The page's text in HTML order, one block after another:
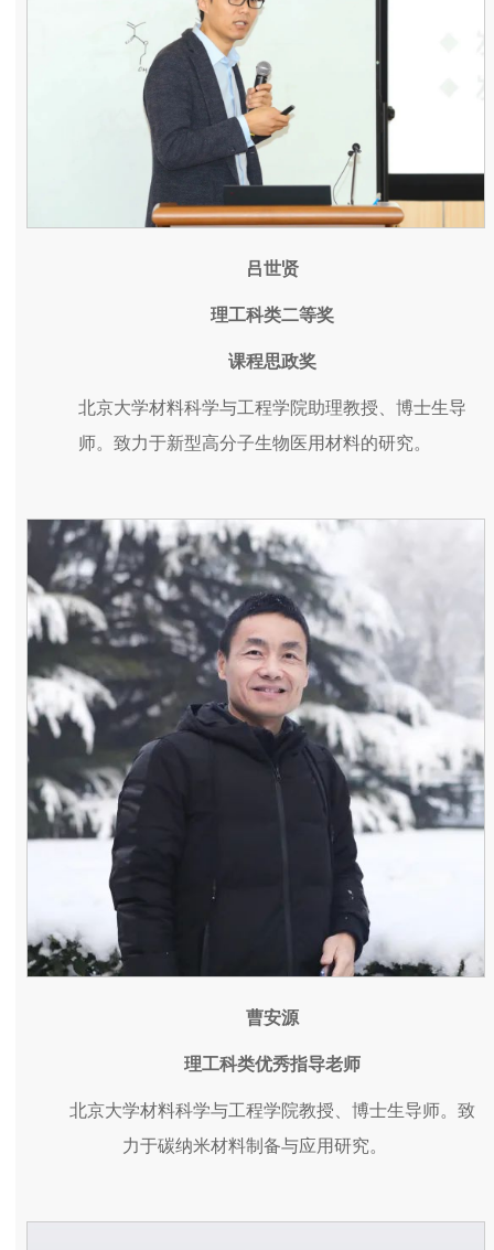
吕世贤
理工科类二等奖
课程思政奖
北京大学材料科学与工程学院助理教授、博士生导
师。致力于新型高分子生物医用材料的研究。
曹安源
理工科类优秀指导老师
北京大学材料科学与工程学院教授、博士生导师。致
力于碳纳米材料制备与应用研究。